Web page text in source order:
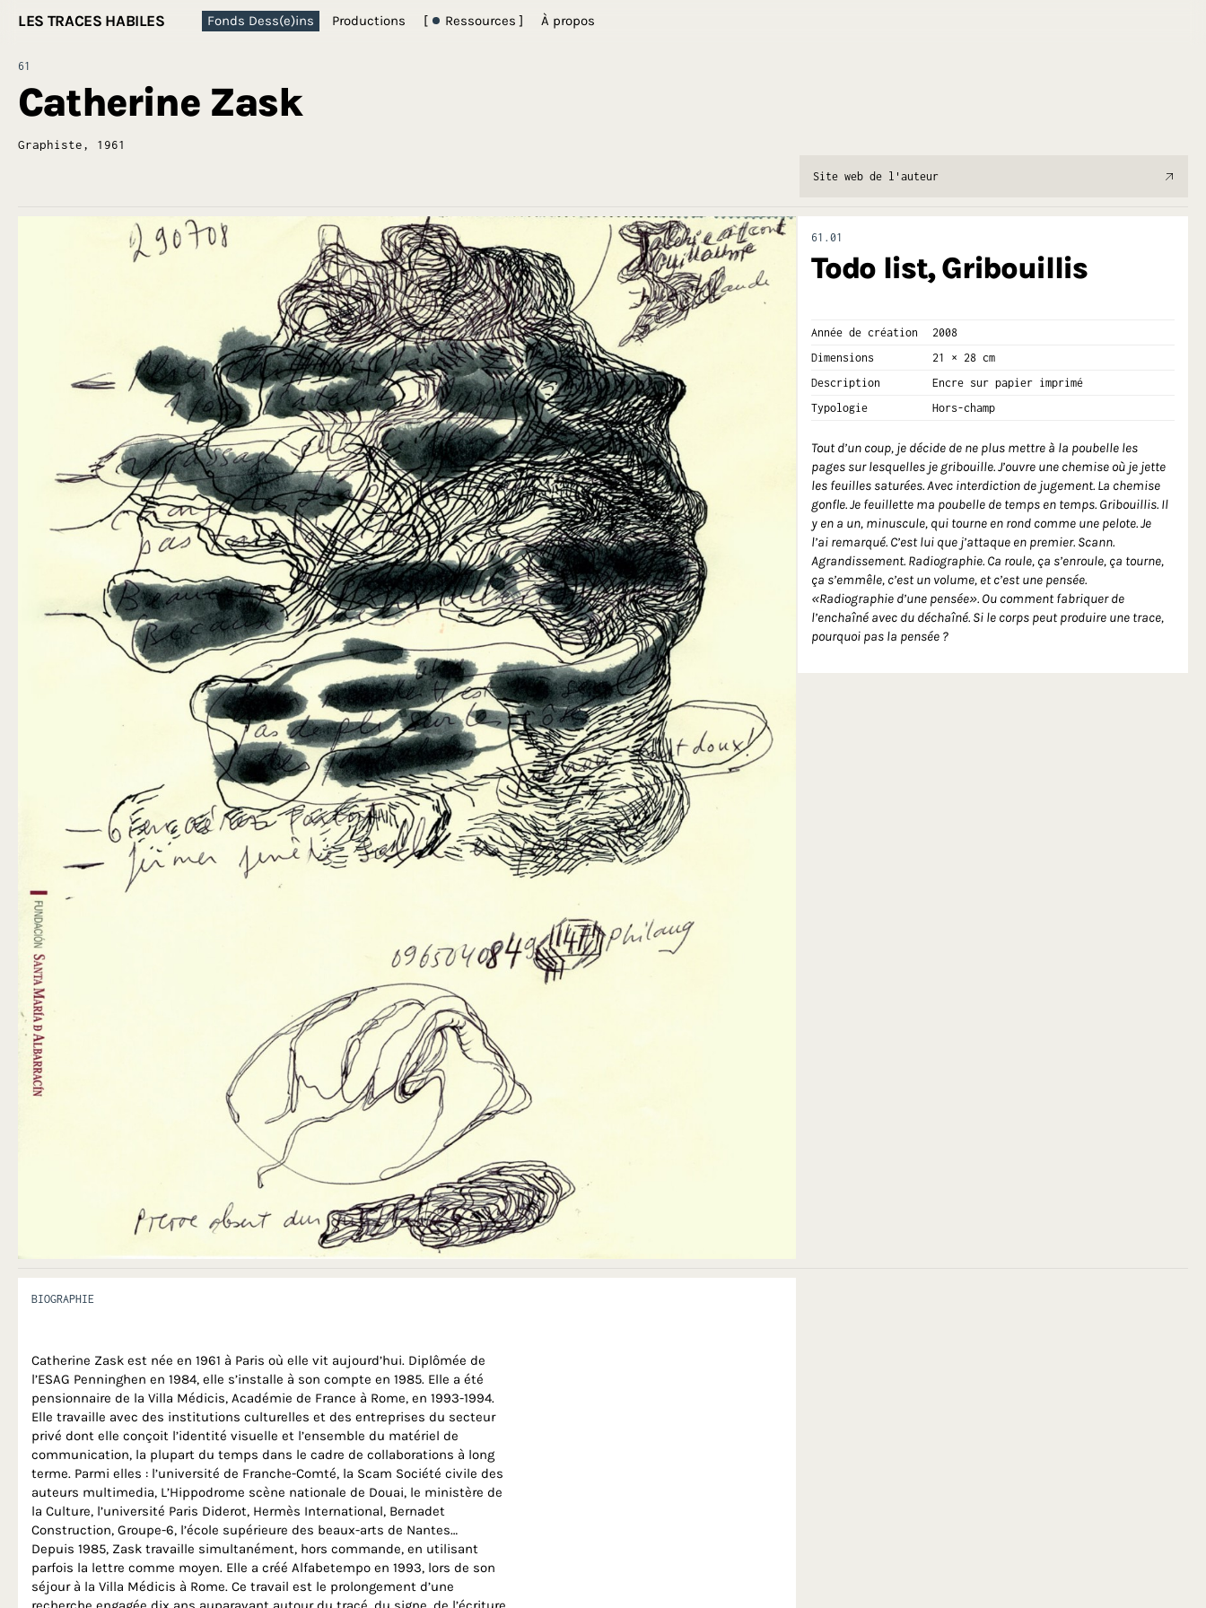
LES TRACES HABILES Fonds Dess(e)ins Productions [ Ressources ] À propos
61
Catherine Zask
Graphiste, 1961
Site web de l'auteur
61.01
Todo list, Gribouillis
Année de création
2008
Dimensions
21 × 28 cm
Description
Encre sur papier imprimé
Typologie
Hors-champ
Tout d’un coup, je décide de ne plus mettre à la poubelle les
pages sur lesquelles je gribouille. J’ouvre une chemise où je jette
les feuilles saturées. Avec interdiction de jugement. La chemise
gonfle. Je feuillette ma poubelle de temps en temps. Gribouillis. Il
y en a un, minuscule, qui tourne en rond comme une pelote. Je
l’ai remarqué. C’est lui que j’attaque en premier. Scann.
Agrandissement. Radiographie. Ca roule, ça s’enroule, ça tourne,
ça s’emmêle, c’est un volume, et c’est une pensée.
«Radiographie d’une pensée». Ou comment fabriquer de
l’enchaîné avec du déchaîné. Si le corps peut produire une trace,
pourquoi pas la pensée ?
BIOGRAPHIE
Catherine Zask est née en 1961 à Paris où elle vit aujourd’hui. Diplômée de
l’ESAG Penninghen en 1984, elle s’installe à son compte en 1985. Elle a été
pensionnaire de la Villa Médicis, Académie de France à Rome, en 1993-1994.
Elle travaille avec des institutions culturelles et des entreprises du secteur
privé dont elle conçoit l’identité visuelle et l’ensemble du matériel de
communication, la plupart du temps dans le cadre de collaborations à long
terme. Parmi elles : l’université de Franche-Comté, la Scam Société civile des
auteurs multimedia, L’Hippodrome scène nationale de Douai, le ministère de
la Culture, l’université Paris Diderot, Hermès International, Bernadet
Construction, Groupe-6, l’école supérieure des beaux-arts de Nantes…
Depuis 1985, Zask travaille simultanément, hors commande, en utilisant
parfois la lettre comme moyen. Elle a créé Alfabetempo en 1993, lors de son
séjour à la Villa Médicis à Rome. Ce travail est le prolongement d’une